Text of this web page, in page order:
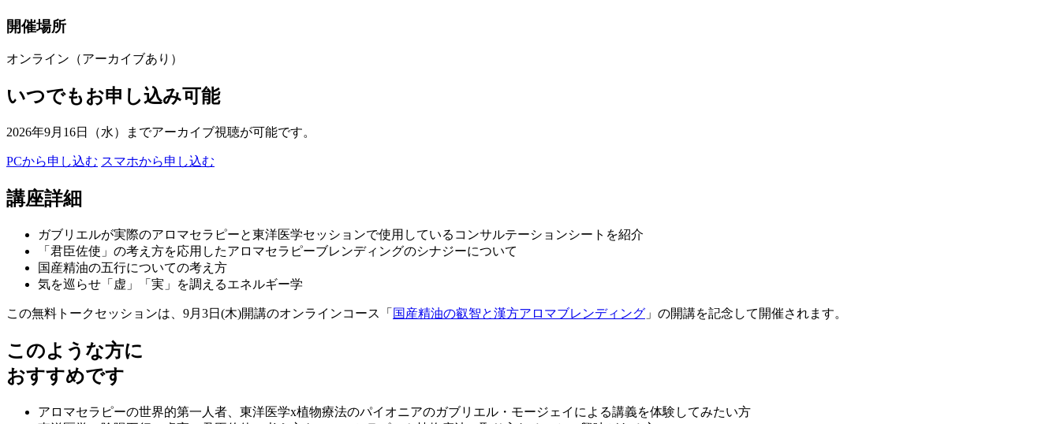
開催場所
オンライン（アーカイブあり）
いつでもお申し込み可能
2026年9月16日（水）までアーカイブ視聴が可能です。
PCから申し込む スマホから申し込む
講座詳細
ガブリエルが実際のアロマセラピーと東洋医学セッションで使用しているコンサルテーションシートを紹介
「君臣佐使」の考え方を応用したアロマセラピーブレンディングのシナジーについて
国産精油の五行についての考え方
気を巡らせ「虚」「実」を調えるエネルギー学
この無料トークセッションは、9月3日(木)開講のオンラインコース「 国産精油の叡智と漢方アロマブレンディング 」の開講を記念して開催されます。
このような方に
おすすめです
アロマセラピーの世界的第一人者、東洋医学x植物療法のパイオニアのガブリエル・モージェイによる講義を体験してみたい方